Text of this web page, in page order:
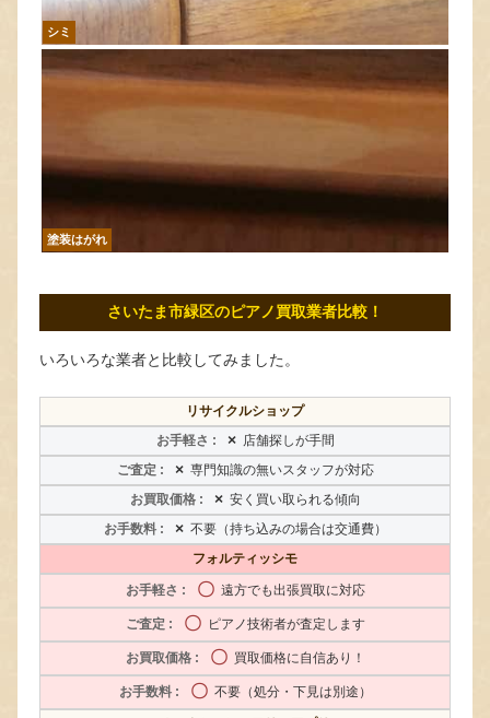
シミ
塗装はがれ
さいたま市緑区のピアノ買取業者比較！
いろいろな業者と比較してみました。
リサイクルショップ
× 店舗探しが手間
× 専門知識の無いスタッフが対応
× 安く買い取られる傾向
× 不要（持ち込みの場合は交通費）
フォルティッシモ
〇 遠方でも出張買取に対応
〇 ピアノ技術者が査定します
〇 買取価格に自信あり！
〇 不要（処分・下見は別途）